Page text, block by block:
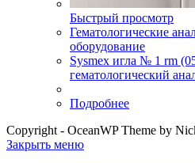
Быстрый просмотр
Гематологические
оборудование
Sysmex игла № 1 rm
гематологический
Подробнее
Copyright - OceanWP Theme by
Закрыть меню